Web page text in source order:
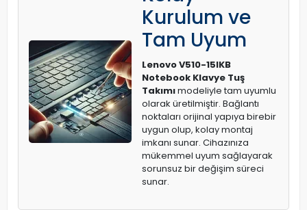
Kurulum ve
Tam Uyum
Lenovo V510-15IKB
Notebook Klavye Tuş
Takımımodeliyle tam uyumlu
olarak üretilmiştir. Bağlantı
noktaları orijinal yapıya birebir
uygun olup, kolay montaj
imkanı sunar. Cihazınıza
mükemmel uyum sağlayarak
sorunsuz bir değişim süreci
sunar.